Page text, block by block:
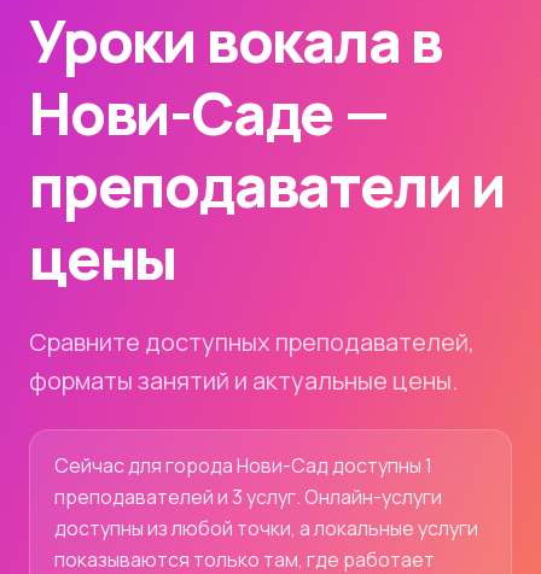
Уроки вокала в
Нови-Саде —
преподаватели и
цены
Сравните доступных преподавателей,
форматы занятий и актуальные цены.
Сейчас для города Нови-Сад доступны 1
преподавателей и 3 услуг. Онлайн-услуги
доступны из любой точки, а локальные услуги
показываются только там, где работает